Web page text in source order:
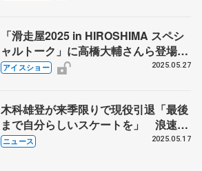
「滑走屋2025 in HIROSHIMA スペシ
ャルトーク」に高橋大輔さんら登場
4週連続の配信決定
アイスショー 2025.05.27
木科雄登が来季限りで現役引退「最後
まで自分らしいスケートを」 浪速フ
ェスティバルで表明
ニュース 2025.05.17